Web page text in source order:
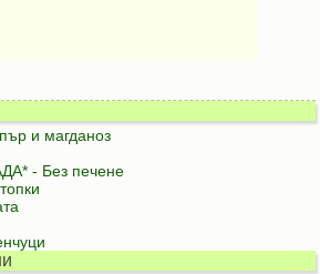
и магданоз
- Без печене